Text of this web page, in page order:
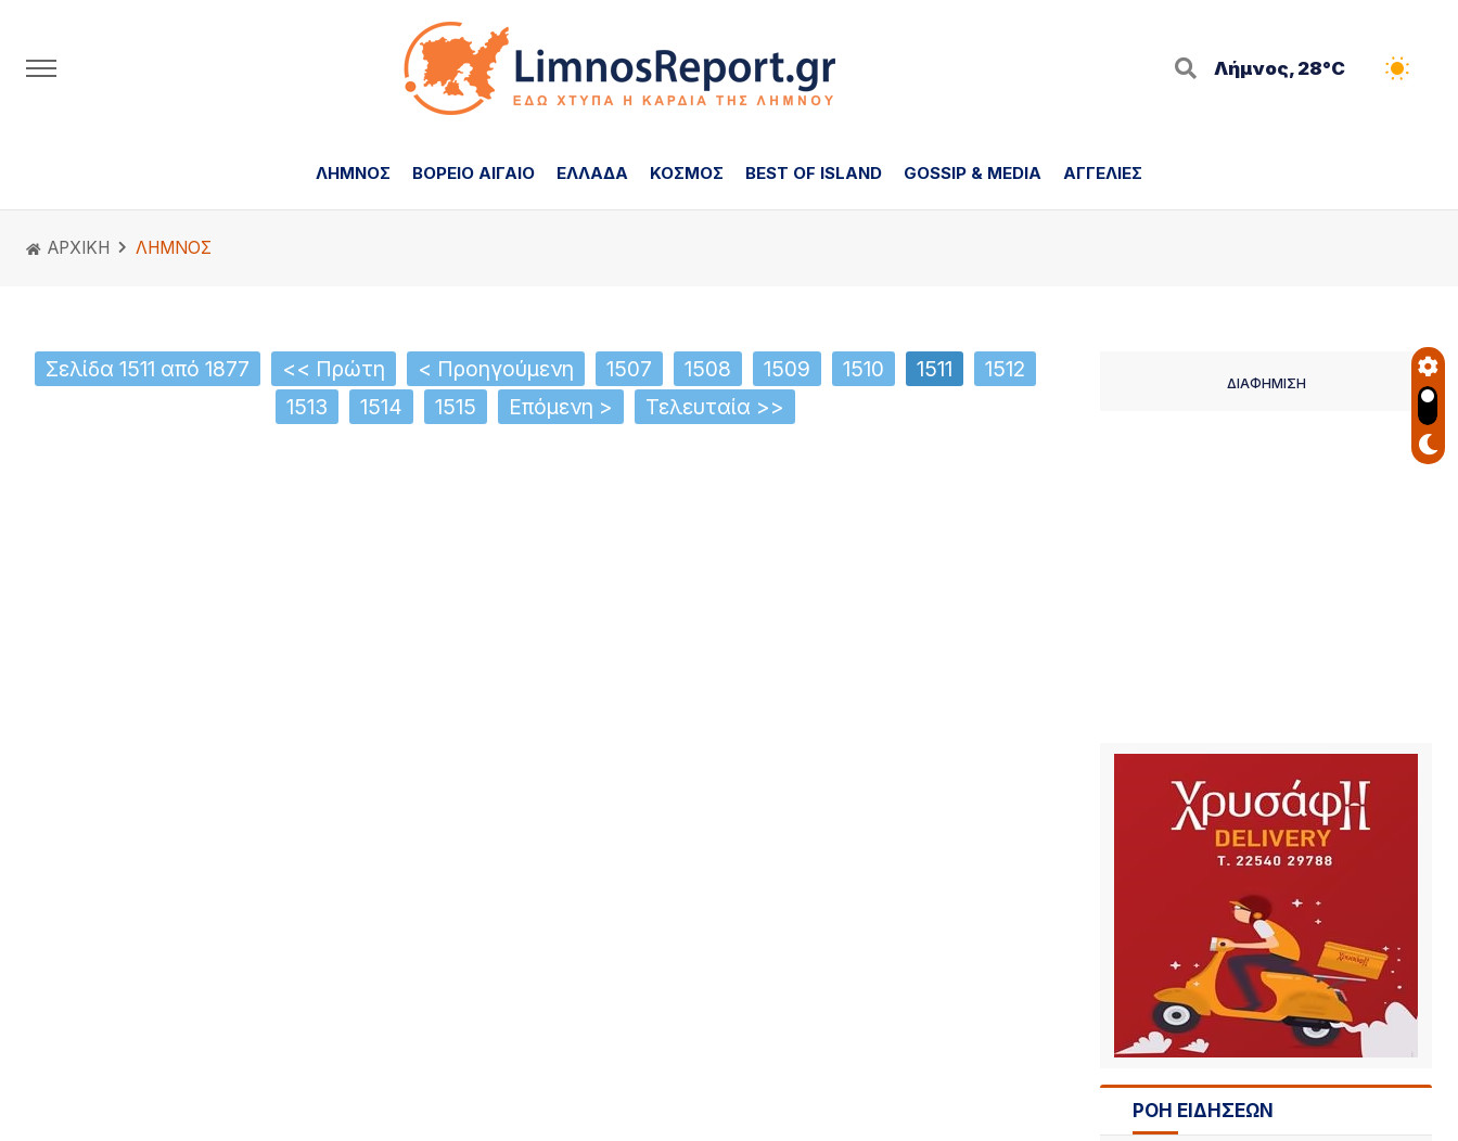
Λήμνος, 28°C
ΛΗΜΝΟΣ ΒΟΡΕΙΟ ΑΙΓΑΙΟ ΕΛΛΑΔΑ ΚΟΣΜΟΣ BEST OF ISLAND GOSSIP & MEDIA ΑΓΓΕΛΙΕΣ
ΑΡΧΙΚΗ ΛΗΜΝΟΣ
Σελίδα 1511 από 1877 << Πρώτη < Προηγούμενη 1507 1508 1509 1510 1511
1512
1513
1514 1515 Επόμενη > Τελευταία >>
ΔΙΑΦΗΜΙΣΗ
ΡΟΗ ΕΙΔΗΣΕΩΝ